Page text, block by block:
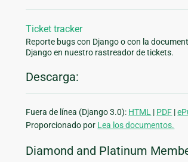
Ticket tracker
Reporte bugs con Django o con la
Django en nuestro rastreador de tickets.
Descarga:
Fuera de línea (Django 3.0): HTML | PDF |
Proporcionado por Lea los documentos.
Diamond and Platinum